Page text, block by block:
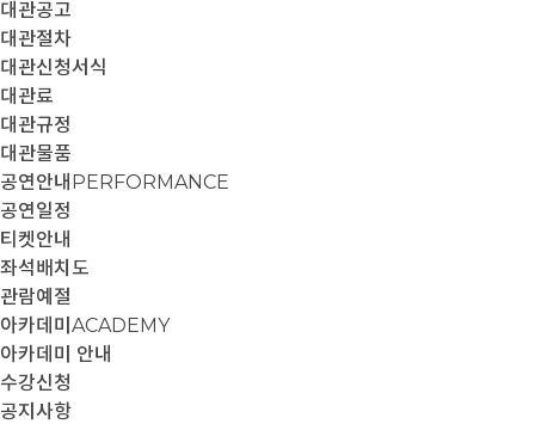
대관공고
대관절차
대관신청서식
대관료
대관규정
대관물품
공연안내 PERFORMANCE
공연일정
티켓안내
좌석배치도
관람예절
아카데미 ACADEMY
아카데미 안내
수강신청
공지사항